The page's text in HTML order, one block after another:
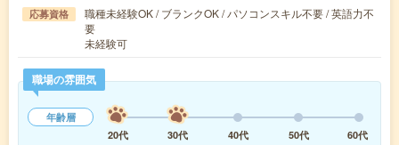
応募資格
職種未経験OK / ブランクOK / パソコンスキル不要 / 英語力不
要
未経験可
職場の雰囲気
年齢層
20代
30代 40代 50代
60代